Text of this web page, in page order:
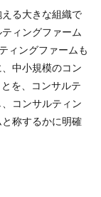
る大きな組織で
ィングファーム
ィングファームも
中小規模のコン
を、コンサルテ
コンサルティン
称するかに明確